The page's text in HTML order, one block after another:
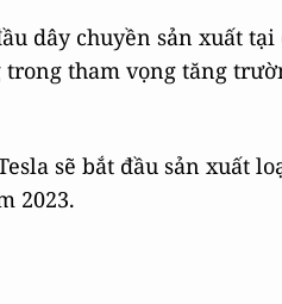
dây chuyền sản xuất
tham vọng tăng
sẽ bắt đầu sản xuất
2023.